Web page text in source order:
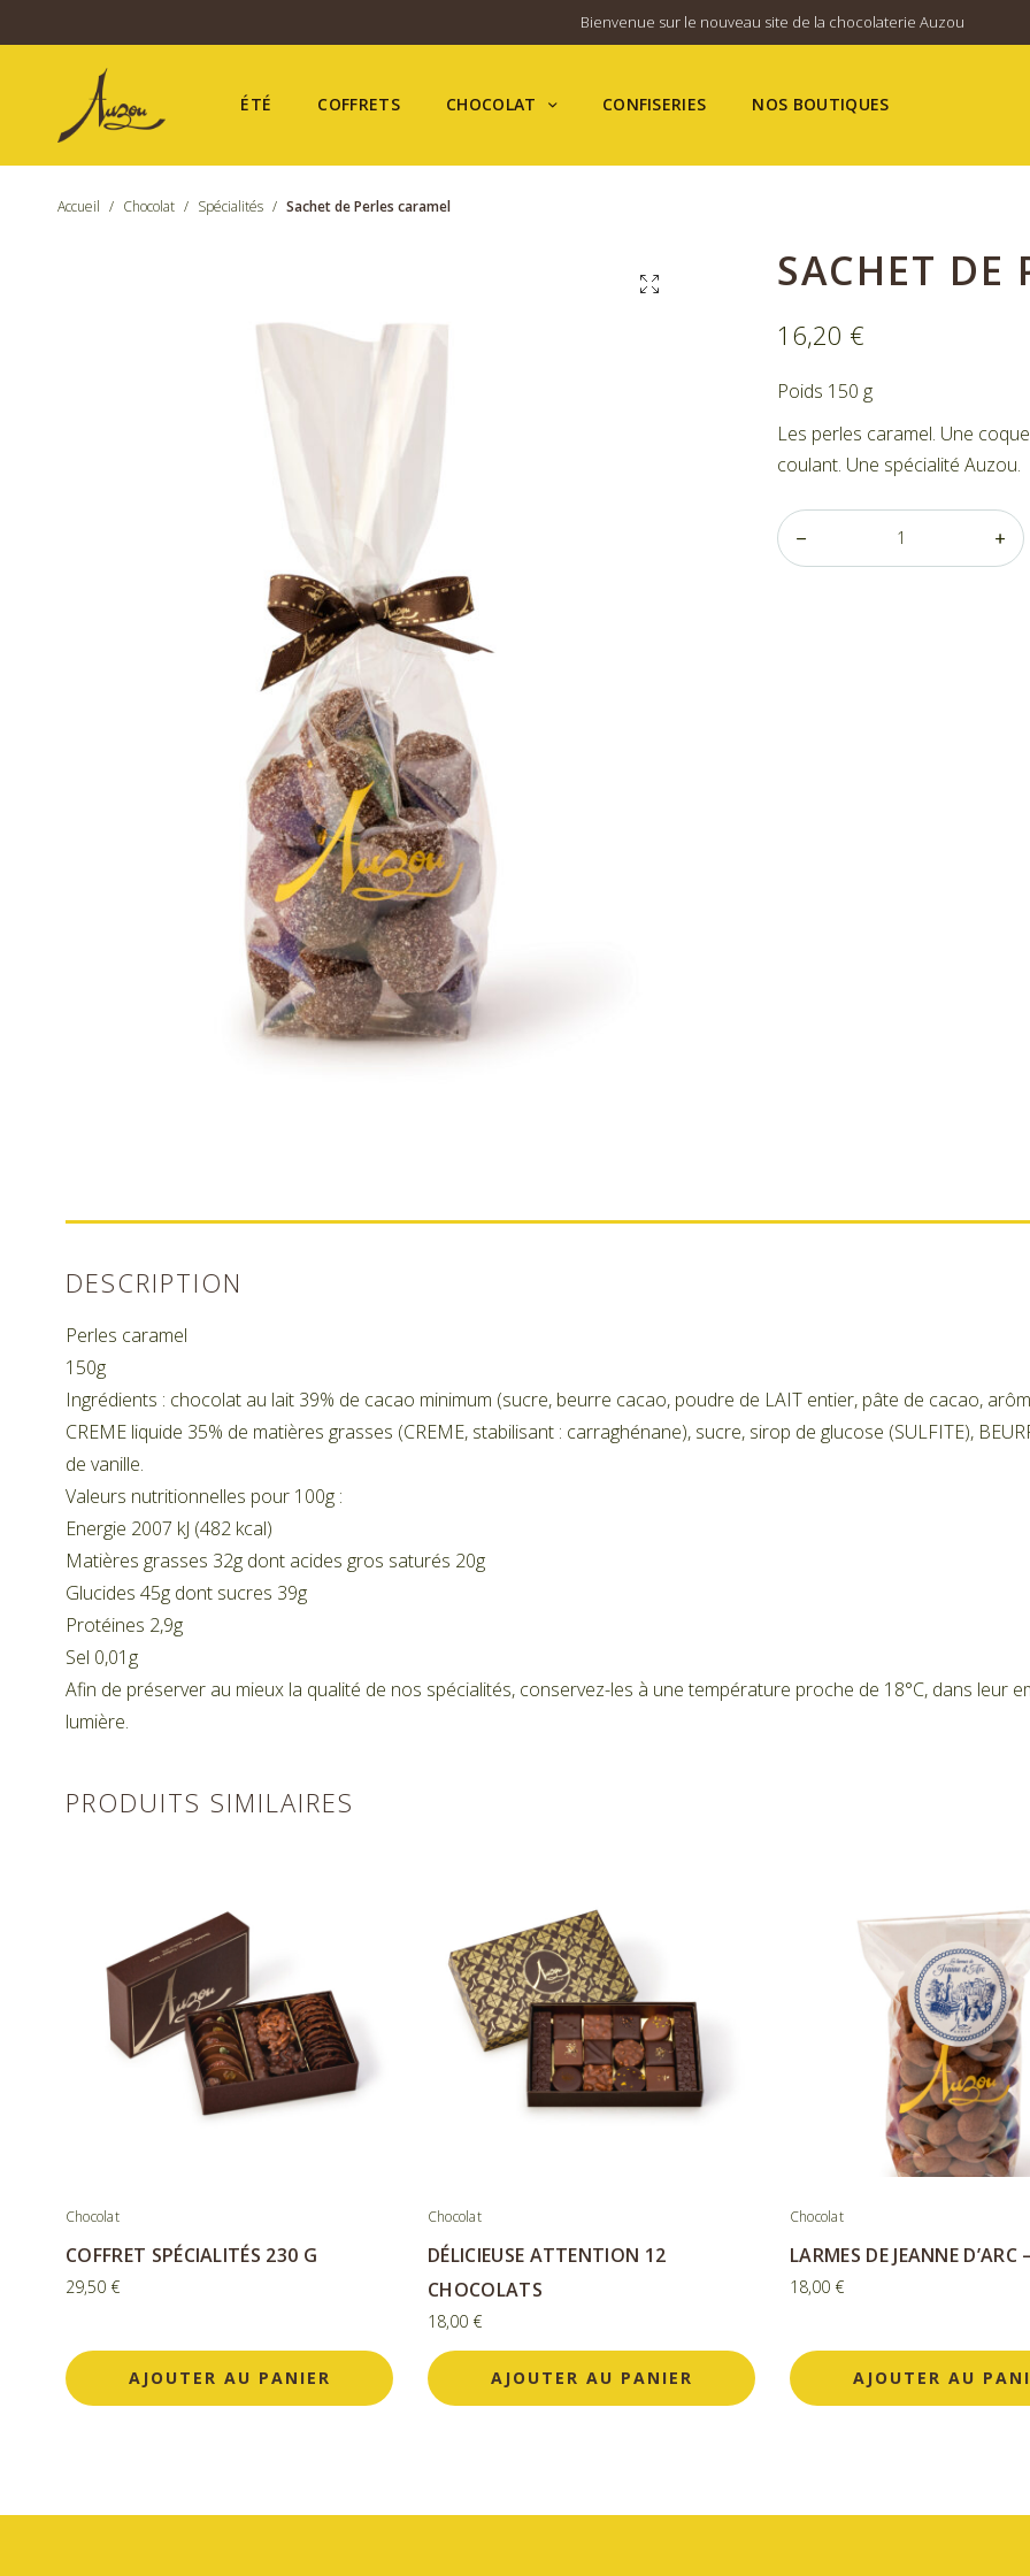
Bienvenue sur le nouveau site de la chocolaterie Auzou
ÉTÉ COFFRETS CHOCOLAT CONFISERIES NOS BOUTIQUES
Accueil / Chocolat / Spécialités / Sachet de Perles caramel
SACHET DE
16,20 €
Poids 150 g
Les perles caramel. Une
coulant. Une spécialité Auzou.
DESCRIPTION
Perles caramel
150g
Ingrédients : chocolat au lait 39% de cacao minimum (sucre, beurre cacao, poudre de LAIT entier, pâte de cacao,
CREME liquide 35% de matières grasses (CREME, stabilisant : carraghénane), sucre, sirop de glucose (SULFITE),
de vanille.
Valeurs nutritionnelles pour 100g :
Energie 2007 kJ (482 kcal)
Matières grasses 32g dont acides gros saturés 20g
Glucides 45g dont sucres 39g
Protéines 2,9g
Sel 0,01g
Afin de préserver au mieux la qualité de nos spécialités, conservez-les à une température proche de 18°C, dans leur
lumière.
PRODUITS SIMILAIRES
Chocolat
COFFRET SPÉCIALITÉS 230 G
29,50 €
AJOUTER AU PANIER
Chocolat
DÉLICIEUSE ATTENTION 12
CHOCOLATS
18,00 €
AJOUTER AU PANIER
Chocolat
LARMES DE JEANNE D’ARC
18,00 €
AJOUTER AU